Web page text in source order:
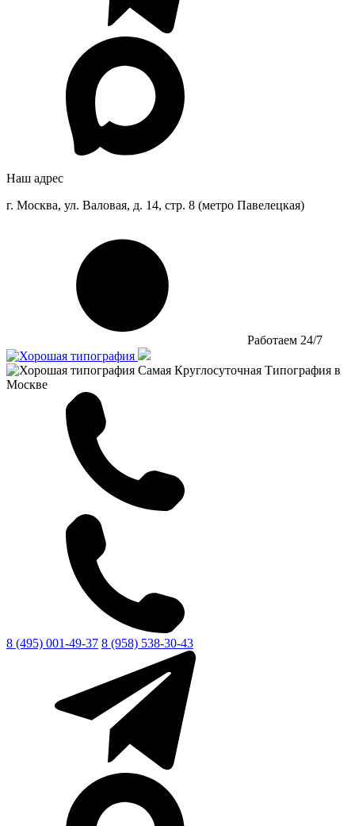
Наш адрес
г. Москва, ул. Валовая, д. 14, стр. 8 (метро Павелецкая)
Работаем 24/7
Самая Круглосуточная Типография в
Москве
8 (495) 001-49-37 8 (958) 538-30-43